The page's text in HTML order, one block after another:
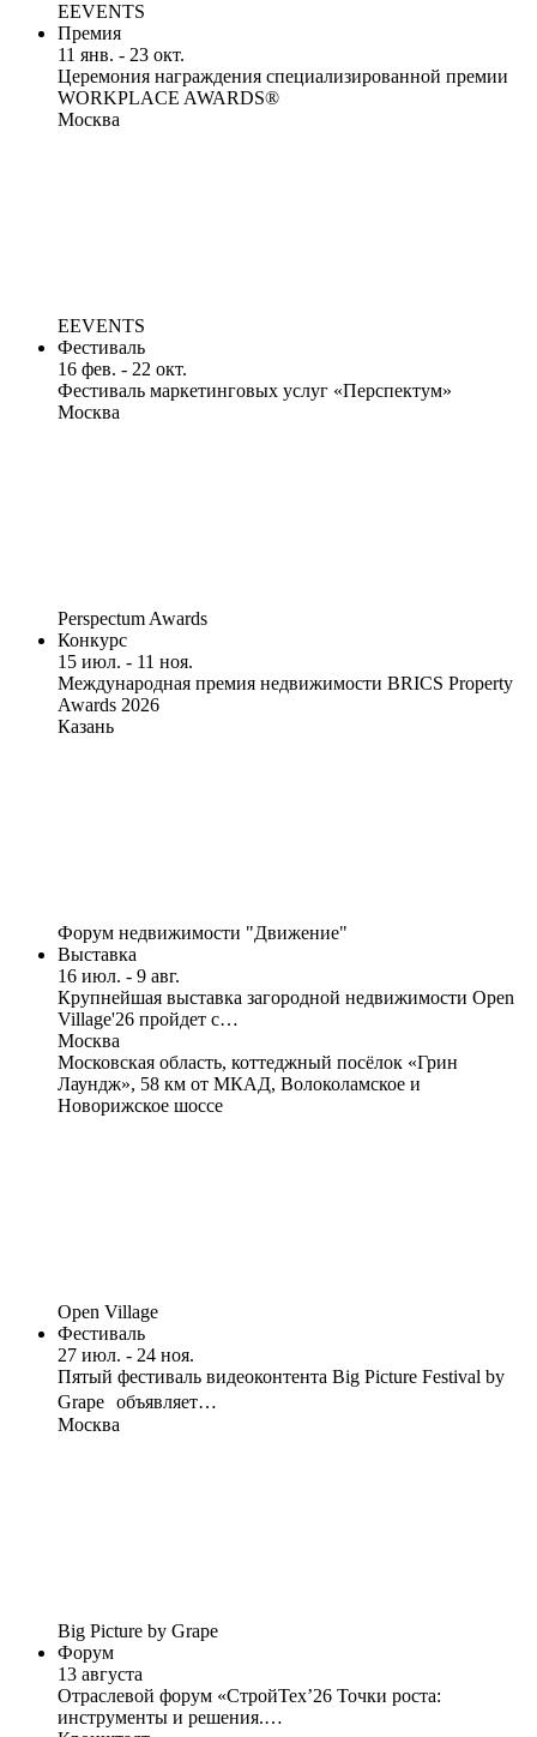
EEVENTS
Премия
11 янв. - 23 окт.
Церемония награждения специализированной премии
WORKPLACE AWARDS®
Москва
EEVENTS
Фестиваль
16 фев. - 22 окт.
Фестиваль маркетинговых услуг «Перспектум»
Москва
Perspectum Awards
Конкурс
15 июл. - 11 ноя.
Международная премия недвижимости BRICS Property
Awards 2026
Казань
Форум недвижимости "Движение"
Выставка
16 июл. - 9 авг.
Крупнейшая выставка загородной недвижимости Open
Village'26 пройдет с…
Москва
Московская область, коттеджный посёлок «Грин
Лаундж», 58 км от МКАД, Волоколамское и
Новорижское шоссе
Open Village
Фестиваль
27 июл. - 24 ноя.
Пятый фестиваль видеоконтента Big Picture Festival by
Grape объявляет…
Москва
Big Picture by Grape
Форум
13 августа
Отраслевой форум «СтройТех’26 Точки роста:
инструменты и решения.…